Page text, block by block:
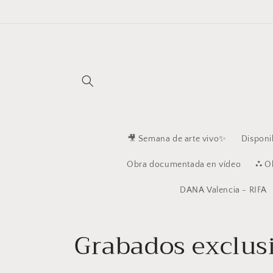
🎥 Semana de arte vivo✨
Obra documentada en vídeo ⛬
DANA Valencia - RIFA
C
Grabados